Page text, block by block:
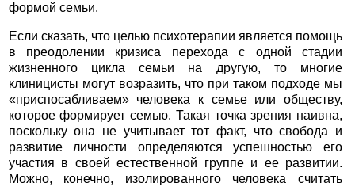
формой семьи.
Если сказать, что целью психотерапии является помощь
в преодолении кризиса перехода с одной стадии
жизненного цикла семьи на другую, то многие
клиницисты могут возразить, что при таком подходе мы
«приспосабливаем» человека к семье или обществу,
которое формирует семью. Такая точка зрения наивна,
поскольку она не учитывает тот факт, что свобода и
развитие личности определяются успешностью его
участия в своей естественной группе и ее развитии.
Можно, конечно, изолированного человека считать